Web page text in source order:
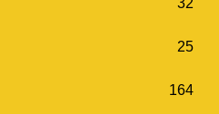
32
25
164